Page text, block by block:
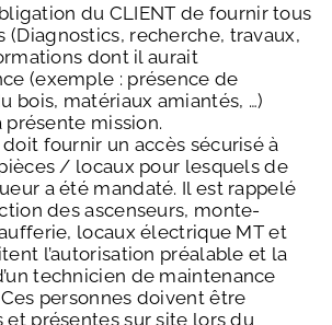
du CLIENT de fournir tous
(Diagnostics, recherche, travaux,
dont il aurait
(exemple : présence de
bois, matériaux amiantés, …)
présente mission.
doit fournir un accès sécurisé à
/ locaux pour lesquels de
a été mandaté. Il est rappelé
des ascenseurs, monte-
locaux électrique MT et
l’autorisation préalable et la
technicien de maintenance
personnes doivent être
et présentes sur site lors du